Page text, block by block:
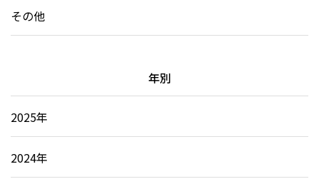
その他
年別
2025年
2024年